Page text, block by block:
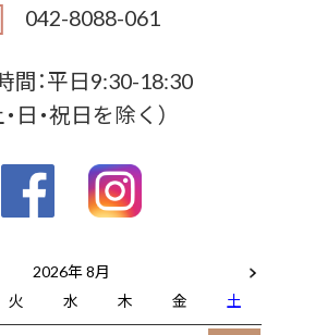
042-8088-061
間：平日9:30-18:30
・日・祝日を除く）
2026年 8月
火 水 木 金
土